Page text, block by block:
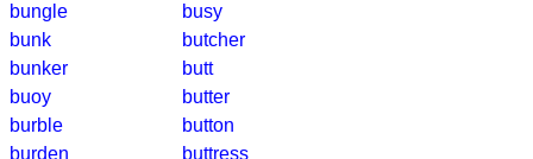
bungle
bunk
bunker
buoy
burble
burden
busy
butcher
butt
butter
button
buttress